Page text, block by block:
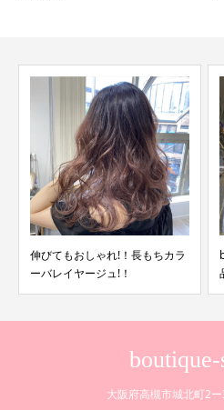
伸びてもおしゃれ!！長もちカラ
ーバレイヤージュ!！
大阪府高槻市城北町2